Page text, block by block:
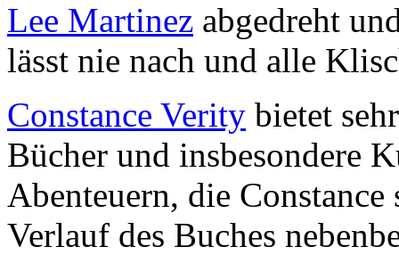
Lee Martinez abgedreht
lässt nie nach und alle
Constance Verity bietet
Bücher und insbesondere
Abenteuern, die
Verlauf des Buches